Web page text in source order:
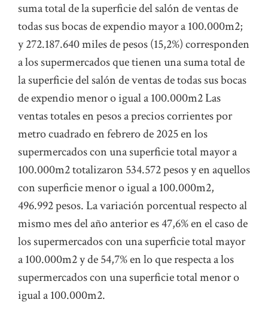
suma total de la superficie del salón de ventas de
todas sus bocas de expendio mayor a 100.000m2;
y 272.187.640 miles de pesos (15,2%) corresponden
a los supermercados que tienen una suma total de
la superficie del salón de ventas de todas sus bocas
de expendio menor o igual a 100.000m2 Las
ventas totales en pesos a precios corrientes por
metro cuadrado en febrero de 2025 en los
supermercados con una superficie total mayor a
100.000m2 totalizaron 534.572 pesos y en aquellos
con superficie menor o igual a 100.000m2,
496.992 pesos. La variación porcentual respecto al
mismo mes del año anterior es 47,6% en el caso de
los supermercados con una superficie total mayor
a 100.000m2 y de 54,7% en lo que respecta a los
supermercados con una superficie total menor o
igual a 100.000m2.